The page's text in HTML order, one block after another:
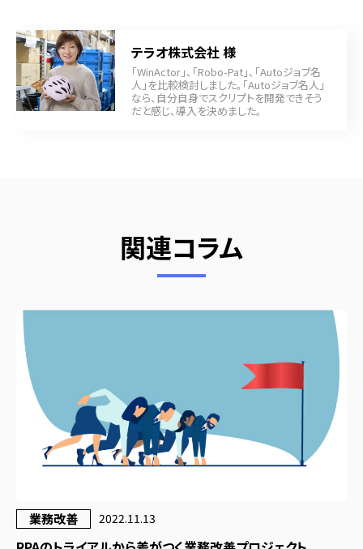
テラオ株式会社 様
「WinActor」､「Robo-Pat」､「Autoジョブ名
人」を比較検討しました。「Autoジョブ名人」
なら、自分自身でスクリプトを開発できそう
だと感じ、導入を決めました。
関連コラム
業務改善 2022.11.13